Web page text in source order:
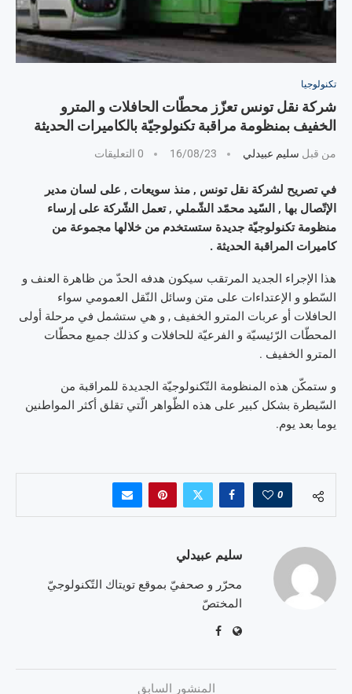
تكنولوجيا
شركة نقل تونس تعزّز محطّات الحافلات و المترو
الخفيف بمنظومة مراقبة تكنولوجيّة بالكاميرات الحديثة
من قبل سليم عبيدلي 16/08/23 0 التعليقات
في تصريح لشركة نقل تونس , منذ سويعات , على لسان مدير
الإتّصال بها , السّيد محمّد الشّملي , تعمل الشّركة على إرساء
منظومة تكنولوجيّة جديدة ستستخدم من خلالها مجموعة من
كاميرات المراقبة الحديثة .
هذا الإجراء الجديد المرتقب سيكون هدفه الحدّ من ظاهرة العنف و
السّطو و الإعتداءات على متن وسائل النّقل العمومي سواء
الحافلات أو عربات المترو الخفيف , و هي ستشمل في مرحلة أولى
المحطّات الرّئيسيّة و الفرعيّة للحافلات و كذلك جميع محطّات
المترو الخفيف .
و ستمكّن هذه المنظومة التّكنولوجيّة الجديدة للمراقبة من
السّيطرة بشكل كبير على هذه الظّواهر الّتي تقلق أكثر المواطنين
يوما بعد يوم.
0
سليم عبيدلي
محرّر و صحفيّ بموقع تويتاك التّكنولوجيّ
المختصّ
المنشور السابق